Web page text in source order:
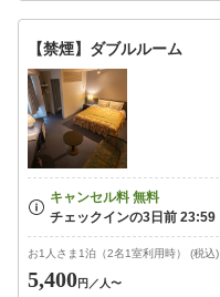
【禁煙】ダブルルーム
お1人さま1泊（2名1室利用時） (税込)
5,400円 ／人〜